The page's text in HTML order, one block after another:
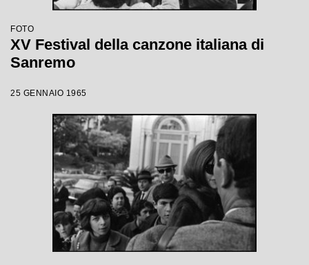
FOTO
XV Festival della canzone italiana di
Sanremo
25 GENNAIO 1965